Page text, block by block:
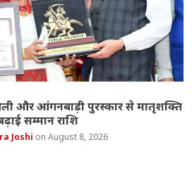
और आंगनबाड़ी पुरस्कार से मातृशक्ति
सम्मान राशि
Joshi August 8, 2026